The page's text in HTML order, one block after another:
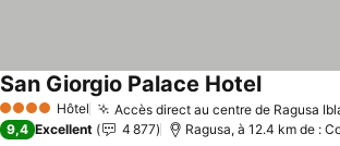
4 Étoiles Hôtel Accès direct au centre de Ragusa
San Giorgio Palace HotelConsulter
9,4 Excellent 4 877 Ragusa, à 12.4 km de :